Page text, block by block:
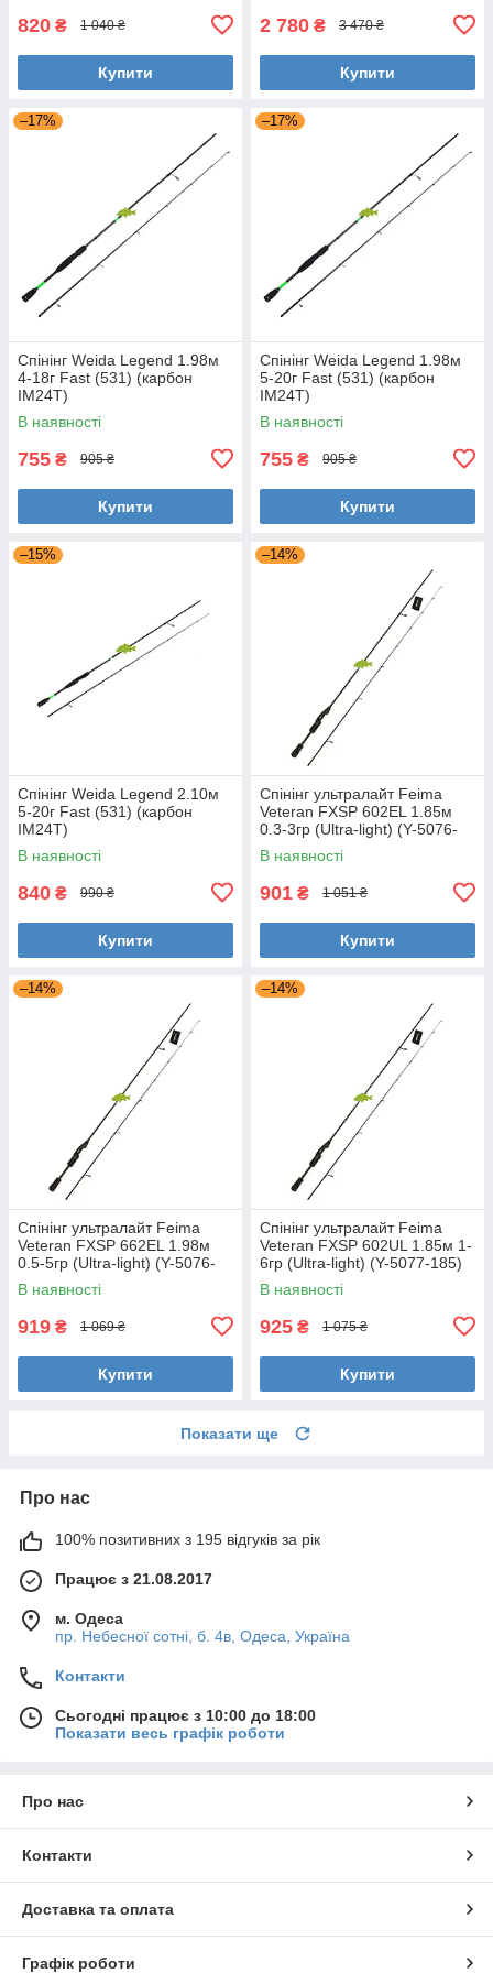
820 ₴ 1 040 ₴
Купити
2 780 ₴ 3 470 ₴
Купити
–17%
Спінінг Weida Legend 1.98м
4-18г Fast (531) (карбон
IM24T)
В наявності
755 ₴ 905 ₴
Купити
–17%
Спінінг Weida Legend 1.98м
5-20г Fast (531) (карбон
IM24T)
В наявності
755 ₴ 905 ₴
Купити
–15%
Спінінг Weida Legend 2.10м
5-20г Fast (531) (карбон
IM24T)
В наявності
840 ₴ 990 ₴
Купити
–14%
Спінінг ультралайт Feima
Veteran FXSP 602EL 1.85м
0.3-3гр (Ultra-light) (Y-5076-
185) для мормишинга
В наявності
901 ₴ 1 051 ₴
Купити
–14%
Спінінг ультралайт Feima
Veteran FXSP 662EL 1.98м
0.5-5гр (Ultra-light) (Y-5076-
198) для мормишинга
В наявності
919 ₴ 1 069 ₴
Купити
–14%
Спінінг ультралайт Feima
Veteran FXSP 602UL 1.85м 1-
6гр (Ultra-light) (Y-5077-185)
В наявності
925 ₴ 1 075 ₴
Купити
Показати ще
Про нас
100% позитивних з 195 відгуків за рік
Працює з 21.08.2017
м. Одеса
пр. Небесної сотні, б. 4в, Одеса, Україна
Контакти
Сьогодні працює з 10:00 до 18:00
Показати весь графік роботи
Про нас
Контакти
Доставка та оплата
Графік роботи